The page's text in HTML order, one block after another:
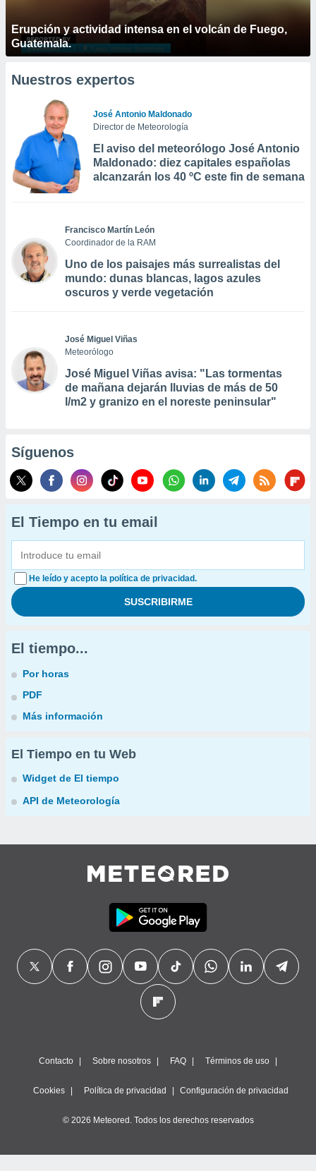
Erupción y actividad intensa en el volcán de Fuego,
Guatemala.
Nuestros expertos
José Antonio Maldonado
Director de Meteorología
El aviso del meteorólogo José Antonio
Maldonado: diez capitales españolas
alcanzarán los 40 ºC este fin de semana
Francisco Martín León
Coordinador de la RAM
Uno de los paisajes más surrealistas del
mundo: dunas blancas, lagos azules
oscuros y verde vegetación
José Miguel Viñas
Meteorólogo
José Miguel Viñas avisa: "Las tormentas
de mañana dejarán lluvias de más de 50
l/m2 y granizo en el noreste peninsular"
Síguenos
El Tiempo en tu email
He leído y acepto la política de privacidad.
El tiempo...
Por horas
PDF
Más información
El Tiempo en tu Web
Widget de El tiempo
API de Meteorología
Contacto Sobre nosotros FAQ Términos de uso
Cookies Política de privacidad Configuración de privacidad
© 2026 Meteored. Todos los derechos reservados